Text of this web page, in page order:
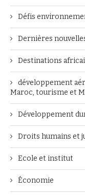
Défis
Dernières
Destinations
développement
Maroc, tourisme et
Développement
Droits humains et
Ecole et institut
Économie